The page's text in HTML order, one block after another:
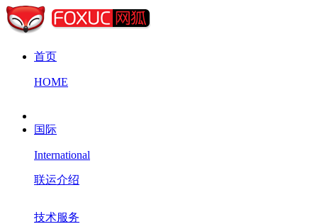
首页
HOME
国际
International
联运介绍
技术服务